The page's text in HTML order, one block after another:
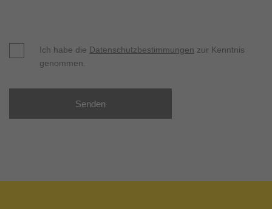
Ich habe die Datenschutzbestimmungen zur Kenntnis
genommen.
Senden